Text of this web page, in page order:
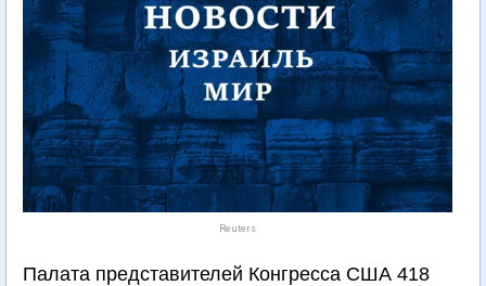
Reuters
Палата представителей Конгресса США 418